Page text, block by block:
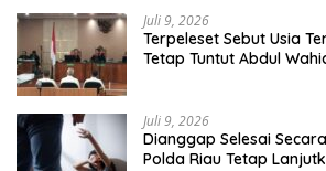
Juli 9, 2026
Terpeleset Sebut Usia
Tetap Tuntut Abdul
Juli 9, 2026
Dianggap Selesai
Polda Riau Tetap